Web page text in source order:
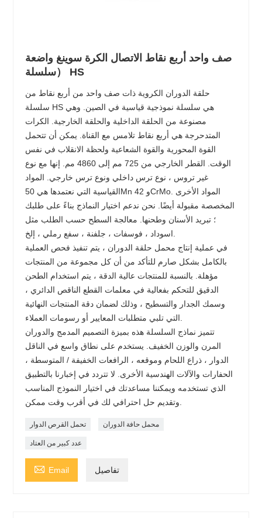
صف واحد أربع نقاط الاتصال الكرة سوينغ واضعة
（سلسلة HS
حلقة الدوران الكروية ذات صف واحد من أربع نقاط من
سلسلة HS هي سلسلة نموذجية قياسية في الصين. وهي
مصنوعة من الحلقة الداخلية والحلقة الخارجية. الكرات
المتدحرجة هي أربع نقاط تلامس مع القناة. يمكن أن تتحمل
القوة المحورية والقوة الشعاعية ولحظة الانقلاب في نفس
الوقت. القطر الخارجي من 725 مم إلى 4860 مم. إنها مع نوع
غير تروس ، نوع ترس داخلي ونوع ترس خارجي. المواد
القياسية التي نعتمدها هي 50Mn و 42CrMo. المواد الأخرى
المخصصة مقبولة أيضًا. نحن ندعم اختيار النماذج بناءً على طلبك
؛ تبريد الأسنان وطحنها. معالجة السطح حسب الطلب مثل
في عملية إنتاج محمل حلقة الدوران ، يتم تنفيذ فحص العملية
بالكامل بشكل صارم للتأكد من أن كل مجموعة من المنتجات
مؤهلة. بالنسبة للمنتجات عالية الدقة ، يتم استخدام الطحن
الدقيق للتحكم بفعالية في معلمات القطع الناقص الدائري ،
وسمك الجدار والتسطيح ، وذلك لضمان دقة المنتجات النهائية
تتميز نماذج السلسلة هذه بميزة التصميم المدمج والدوران
المرن والوزن الخفيف. يستخدم على نطاق واسع في الناقل
الدوار ، ذراع اللحام وموقعه ، الرافعات الخفيفة / المتوسطة ،
الحفارات والآلات الهندسية الأخرى. لا تتردد في إخبارنا بالتطبيق
الذي تستخدمه ويمكننا مساعدتك في اختيار النموذج المناسب
تحمل القرص الدوار محمل حافة الدوران
عدد كبير من العتاد
 Email تفاصيل